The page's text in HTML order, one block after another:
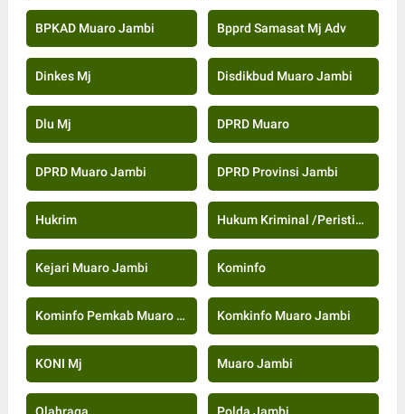
BPKAD Muaro Jambi Bpprd Samasat Mj Adv
Dinkes Mj Disdikbud Muaro Jambi
Dlu Mj DPRD Muaro
DPRD Muaro Jambi DPRD Provinsi Jambi
Hukrim Hukum Kriminal /Peristiwa
Kejari Muaro Jambi Kominfo
Kominfo Pemkab Muaro Jambi Komkinfo Muaro Jambi
KONI Mj Muaro Jambi